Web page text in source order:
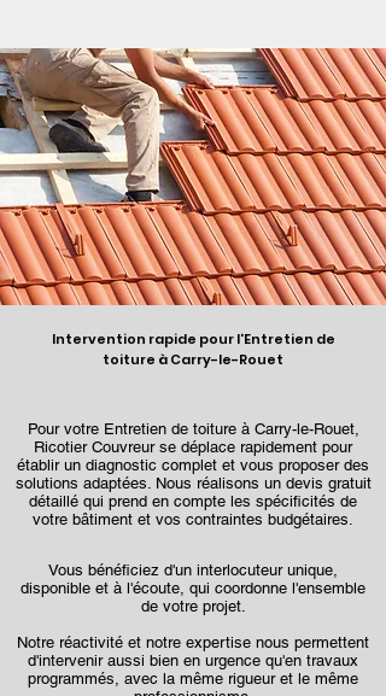
Intervention rapide pour l'Entretien de
toiture à Carry-le-Rouet
Pour votre Entretien de toiture à Carry-le-Rouet,
Ricotier Couvreur se déplace rapidement pour
établir un diagnostic complet et vous proposer des
solutions adaptées. Nous réalisons un devis gratuit
détaillé qui prend en compte les spécificités de
votre bâtiment et vos contraintes budgétaires.
Vous bénéficiez d'un interlocuteur unique,
disponible et à l'écoute, qui coordonne l'ensemble
de votre projet.
Notre réactivité et notre expertise nous permettent
d'intervenir aussi bien en urgence qu'en travaux
programmés, avec la même rigueur et le même